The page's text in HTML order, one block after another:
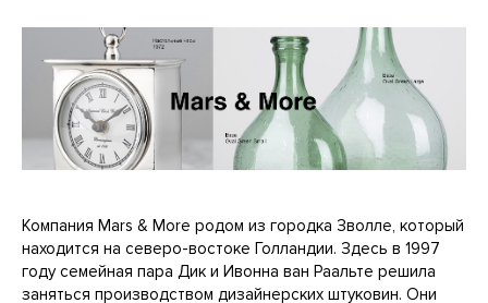
Компания Mars & More родом из городка Зволле, который
находится на северо-востоке Голландии. Здесь в 1997
году семейная пара Дик и Ивонна ван Раальте решила
заняться производством дизайнерских штуковин. Они